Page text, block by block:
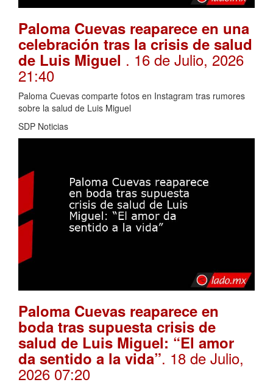
Paloma Cuevas reaparece en una
celebración tras la crisis de salud
de Luis Miguel . 16 de Julio, 2026
21:40
Paloma Cuevas comparte fotos en Instagram tras rumores
sobre la salud de Luis Miguel
SDP Noticias
Paloma Cuevas reaparece en
boda tras supuesta crisis de
salud de Luis Miguel: “El amor
da sentido a la vida”. 18 de Julio,
2026 07:20